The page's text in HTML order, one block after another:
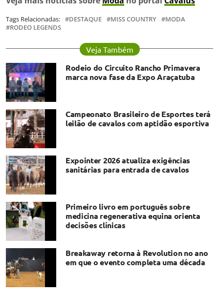
Tags Relacionadas: DESTAQUE MISS COUNTRY
MODA
RODEO LEGENDS
Veja Também
Rodeio do Circuito Rancho Primavera
marca nova fase da Expo Araçatuba
Campeonato Brasileiro de Esportes terá
leilão de cavalos com aptidão esportiva
Expointer 2026 atualiza exigências
sanitárias para entrada de cavalos
Primeiro livro em português sobre
medicina regenerativa equina orienta
decisões clínicas
Breakaway retorna à Revolution no ano
em que o evento completa uma década